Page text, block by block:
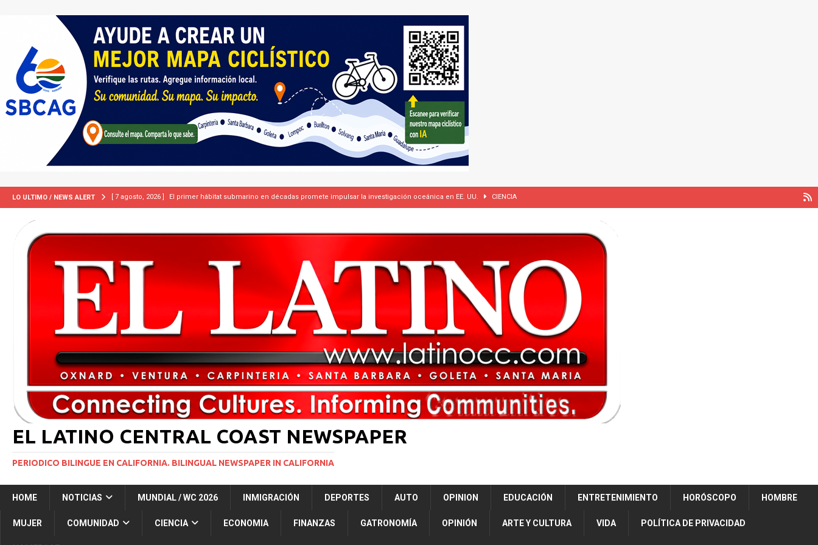
LO ULTIMO / NEWS ALERT [ 7 agosto, 2026 ] ICE equipará a sus agentes con cámaras corporales, pero se reserva el derecho de difundir los videos
[ 7 agosto, 2026 ] Turquía, Pakistán y Arabia Saudí firman pacto de defensa mutua ante escalada de tensiones en Oriente Medio
[ 2 julio, 2024 ] Colombia apaga el ‘efecto Vini’. Brasil 1 – Colombia 1 DEPORTE
Corte Suprema levanta suspensión a ley de Texas que permite a la policía detener a migrantes
INMIGRACIÓN
Potente tormenta invernal desatará la mayor nevada en lo que va del año en California NACIONALES
[ 7 agosto, 2026 ] Simi Valley Man Sentenced to 51 Years to Life for Murdering Girlfriend in Front of Her Children LOCAL
[ 7 agosto, 2026 ] El primer hábitat submarino en décadas promete impulsar la investigación oceánica en EE. UU. CIENCIA
EL LATINO CENTRAL COAST NEWSPAPER
PERIODICO BILINGUE EN CALIFORNIA. BILINGUAL NEWSPAPER IN CALIFORNIA
HOME NOTICIAS MUNDIAL / WC 2026 INMIGRACIÓN DEPORTES AUTO OPINION EDUCACIÓN ENTRETENIMIENTO HORÓSCOPO HOMBRE
MUJER COMUNIDAD CIENCIA ECONOMIA FINANZAS GATRONOMÍA OPINIÓN ARTE Y CULTURA VIDA POLÍTICA DE PRIVACIDAD